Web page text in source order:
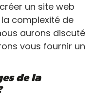
un site web
complexité de
aurons discuté
vous fournir un
de la